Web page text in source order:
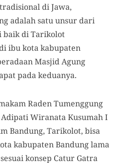
di Jawa,
adalah satu unsur dari
baik di Tarikolot
ibu kota kabupaten
Masjid Agung
pada keduanya.
Raden Tumenggung
Wiranata Kusumah I
Bandung, Tarikolot, bisa
kabupaten Bandung lama
konsep Catur Gatra